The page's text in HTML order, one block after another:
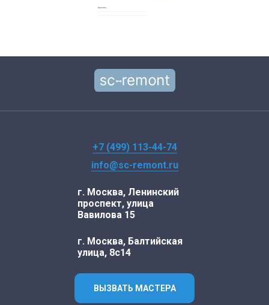
+7 (499) 113-44-74
info@sc-remont.ru
г. Москва, Ленинский
проспект, улица
Вавилова 15
г. Москва, Балтийская
улица, 8с14
ВЫЗВАТЬ МАСТЕРА